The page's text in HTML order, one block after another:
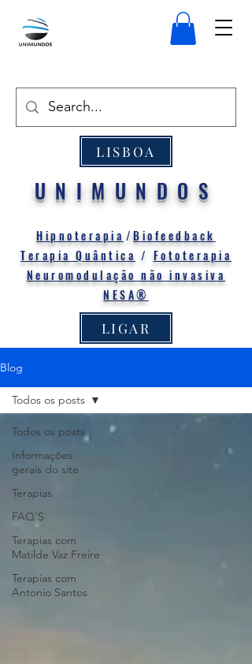
LISBOA
UNIMUNDOS
Hipnoterapia /Biofeedback
Terapia Quântica / Fototerapia
Neuromodulação não invasiva
NESA®
LIGAR
Blog
Todos os posts
Informações
gerais do site
Terapias
FAQ'S
Terapias com
Matilde Vaz Freire
Terapias com
Antonio Santos
Todos os posts